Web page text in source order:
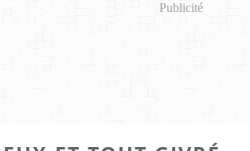
Publicité